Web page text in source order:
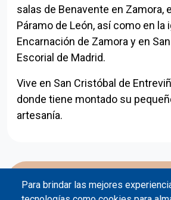
salas de Benavente en Zamora,
Páramo de León, así como en la
Encarnación de Zamora y en
Escorial de Madrid.
Vive en San Cristóbal de
donde tiene montado su
artesanía.
Arte contra el olvido
Para brindar las mejores